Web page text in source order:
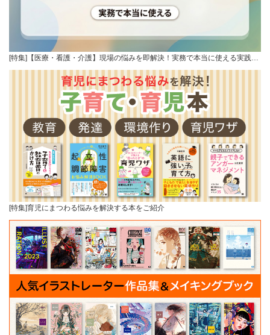
[特集]【医療・看護・介護】現場の悩みを即解決！実務で本当に使える実践…
[特集]育児にまつわる悩みを解決する本をご紹介